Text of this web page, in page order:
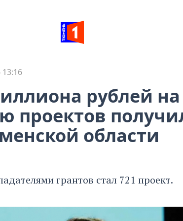
рублей на
проектов
области
грантов стал 721 проект.